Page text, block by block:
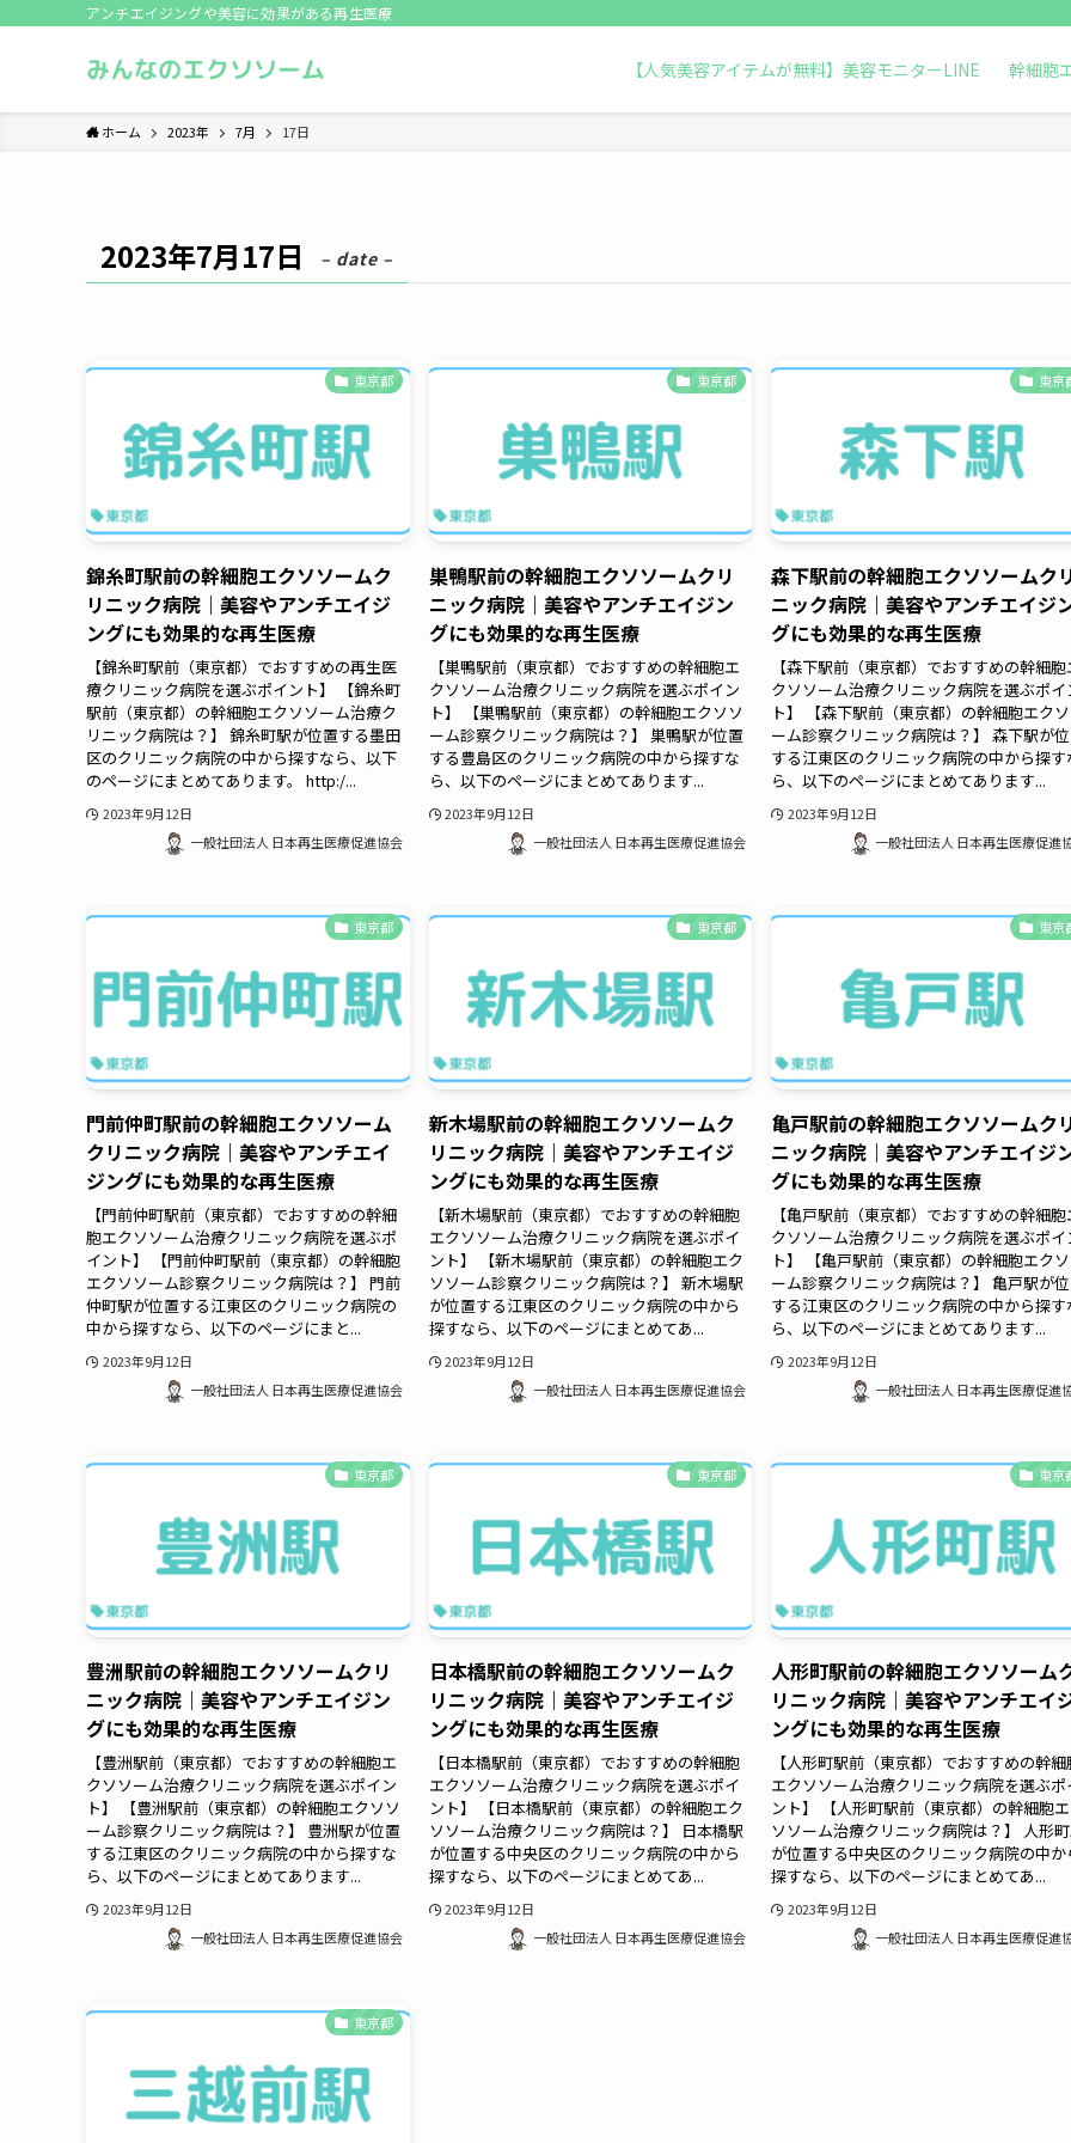
アンチエイジングや美容に効果がある再生医療
【人気美容アイテムが無料】美容モニターLINE 幹細胞
ホーム 2023年 7月 17日
2023年7月17日 – date –
東京都
錦糸町駅前の幹細胞エクソソームク
リニック病院｜美容やアンチエイジ
ングにも効果的な再生医療
【錦糸町駅前（東京都）でおすすめの再生医
療クリニック病院を選ぶポイント】 【錦糸町
駅前（東京都）の幹細胞エクソソーム治療ク
リニック病院は？】 錦糸町駅が位置する墨田
区のクリニック病院の中から探すなら、以下
のページにまとめてあります。 http:/...
2023年9月12日
一般社団法人 日本再生医療促進協会
東京都
巣鴨駅前の幹細胞エクソソームクリ
ニック病院｜美容やアンチエイジン
グにも効果的な再生医療
【巣鴨駅前（東京都）でおすすめの幹細胞エ
クソソーム治療クリニック病院を選ぶポイン
ト】 【巣鴨駅前（東京都）の幹細胞エクソソ
ーム診察クリニック病院は？】 巣鴨駅が位置
する豊島区のクリニック病院の中から探すな
ら、以下のページにまとめてあります...
2023年9月12日
一般社団法人 日本再生医療促進協会
東京
森下駅前の幹細胞エクソソームク
ニック病院｜美容やアンチエイジ
グにも効果的な再生医療
【森下駅前（東京都）でおすすめの幹細胞
クソソーム治療クリニック病院を選ぶポイ
ト】 【森下駅前（東京都）の幹細胞エク
ーム診察クリニック病院は？】 森下駅が
する江東区のクリニック病院の中から探す
ら、以下のページにまとめてあります...
2023年9月12日
一般社団法人 日本再生医療促進
東京都
門前仲町駅前の幹細胞エクソソーム
クリニック病院｜美容やアンチエイ
ジングにも効果的な再生医療
【門前仲町駅前（東京都）でおすすめの幹細
胞エクソソーム治療クリニック病院を選ぶポ
イント】 【門前仲町駅前（東京都）の幹細胞
エクソソーム診察クリニック病院は？】 門前
仲町駅が位置する江東区のクリニック病院の
中から探すなら、以下のページにまと...
2023年9月12日
一般社団法人 日本再生医療促進協会
東京都
新木場駅前の幹細胞エクソソームク
リニック病院｜美容やアンチエイジ
ングにも効果的な再生医療
【新木場駅前（東京都）でおすすめの幹細胞
エクソソーム治療クリニック病院を選ぶポイ
ント】 【新木場駅前（東京都）の幹細胞エク
ソソーム診察クリニック病院は？】 新木場駅
が位置する江東区のクリニック病院の中から
探すなら、以下のページにまとめてあ...
2023年9月12日
一般社団法人 日本再生医療促進協会
東京
亀戸駅前の幹細胞エクソソームク
ニック病院｜美容やアンチエイジ
グにも効果的な再生医療
【亀戸駅前（東京都）でおすすめの幹細胞
クソソーム治療クリニック病院を選ぶポイ
ト】 【亀戸駅前（東京都）の幹細胞エク
ーム診察クリニック病院は？】 亀戸駅が
する江東区のクリニック病院の中から探す
ら、以下のページにまとめてあります...
2023年9月12日
一般社団法人 日本再生医療促進
東京都
豊洲駅前の幹細胞エクソソームクリ
ニック病院｜美容やアンチエイジン
グにも効果的な再生医療
【豊洲駅前（東京都）でおすすめの幹細胞エ
クソソーム治療クリニック病院を選ぶポイン
ト】 【豊洲駅前（東京都）の幹細胞エクソソ
ーム診察クリニック病院は？】 豊洲駅が位置
する江東区のクリニック病院の中から探すな
ら、以下のページにまとめてあります...
2023年9月12日
一般社団法人 日本再生医療促進協会
東京都
日本橋駅前の幹細胞エクソソームク
リニック病院｜美容やアンチエイジ
ングにも効果的な再生医療
【日本橋駅前（東京都）でおすすめの幹細胞
エクソソーム治療クリニック病院を選ぶポイ
ント】 【日本橋駅前（東京都）の幹細胞エク
ソソーム治療クリニック病院は？】 日本橋駅
が位置する中央区のクリニック病院の中から
探すなら、以下のページにまとめてあ...
2023年9月12日
一般社団法人 日本再生医療促進協会
東京
人形町駅前の幹細胞エクソソーム
リニック病院｜美容やアンチエイ
ングにも効果的な再生医療
【人形町駅前（東京都）でおすすめの幹細
エクソソーム治療クリニック病院を選ぶポ
ント】 【人形町駅前（東京都）の幹細胞
ソソーム治療クリニック病院は？】 人形
が位置する中央区のクリニック病院の中か
探すなら、以下のページにまとめてあ...
2023年9月12日
一般社団法人 日本再生医療促進
東京都